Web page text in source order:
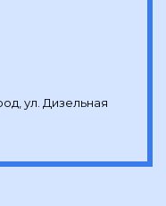
ул. Дизельная